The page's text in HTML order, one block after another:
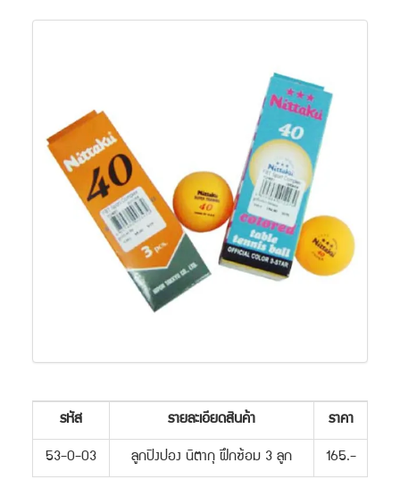
รหัส รายละเอียดสินค้า ราคา
53-0-03 ลูกปิงปอง นิตากุ ฝึกซ้อม 3 ลูก 165.-